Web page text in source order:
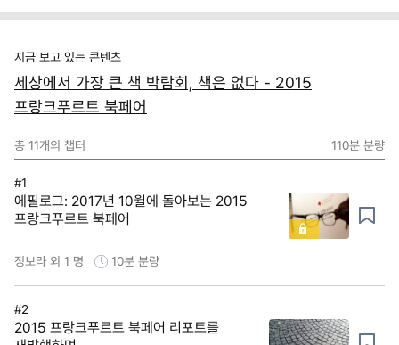
지금 보고 있는 콘텐츠
세상에서 가장 큰 책 박람회, 책은 없다 - 2015
프랑크푸르트 북페어
총 11개의 챕터 110분 분량
#1
에필로그: 2017년 10월에 돌아보는 2015
프랑크푸르트 북페어
정보라 외 1 명 10분 분량
#2
2015 프랑크푸르트 북페어 리포트를